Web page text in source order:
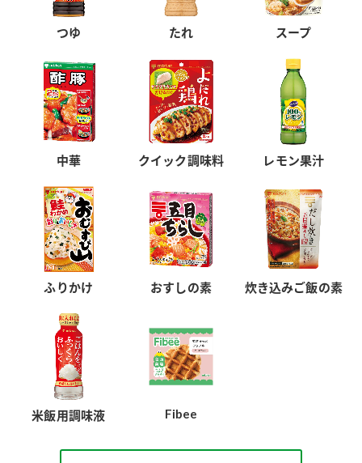
つゆ たれ スープ
中華 クイック調味料 レモン果汁
ふりかけ おすしの素 炊き込みご飯の素
米飯用調味液 Fibee